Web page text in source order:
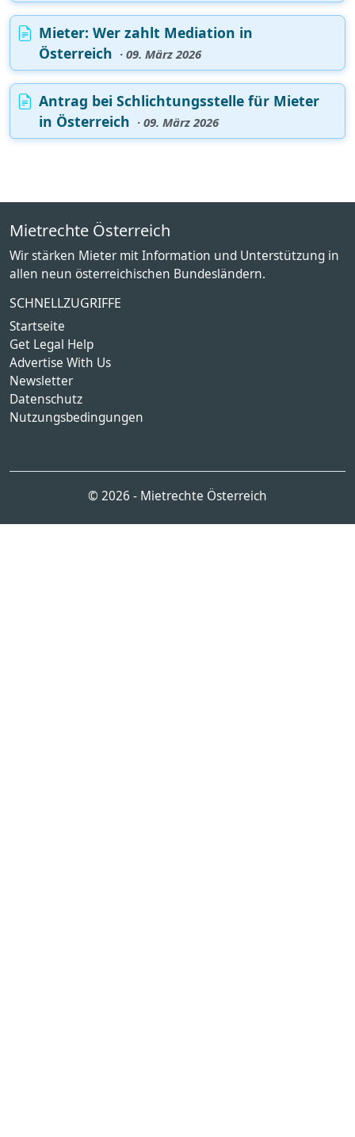
Mieter: Wer zahlt Mediation in
Österreich · 09. März 2026
Antrag bei Schlichtungsstelle für Mieter
in Österreich · 09. März 2026
Mietrechte Österreich
Wir stärken Mieter mit Information und Unterstützung in
allen neun österreichischen Bundesländern.
SCHNELLZUGRIFFE
Startseite
Get Legal Help
Advertise With Us
Newsletter
Datenschutz
Nutzungsbedingungen
© 2026 - Mietrechte Österreich